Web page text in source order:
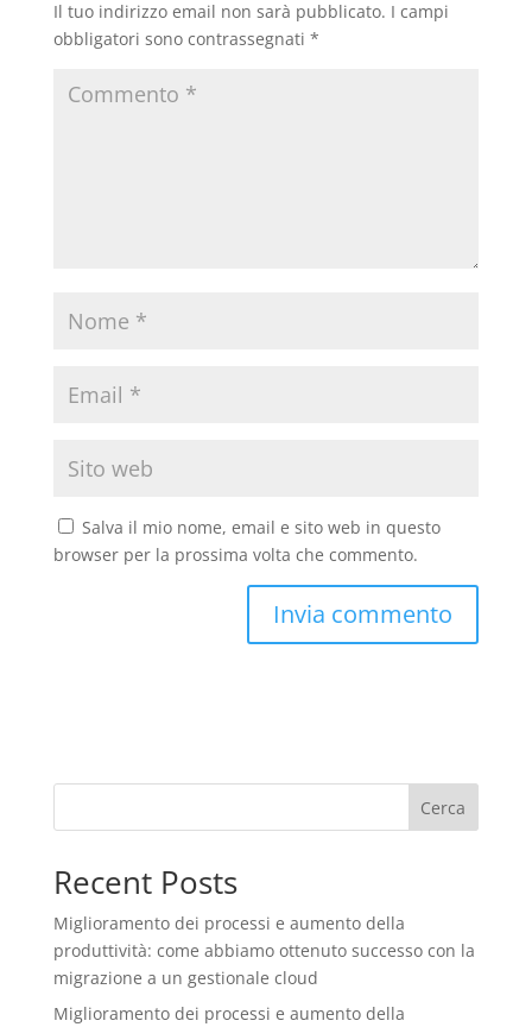
Il tuo indirizzo email non sarà pubblicato. I campi
obbligatori sono contrassegnati *
Salva il mio nome, email e sito web in questo
browser per la prossima volta che commento.
Cerca
Recent Posts
Miglioramento dei processi e aumento della
produttività: come abbiamo ottenuto successo con la
migrazione a un gestionale cloud
Miglioramento dei processi e aumento della